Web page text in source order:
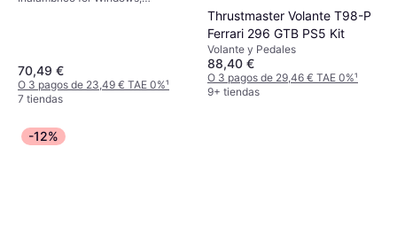
70,49 €
O 3 pagos de 23,49 € TAE 0%¹
7 tiendas
Thrustmaster Volante T98-P
Ferrari 296 GTB PS5 Kit
Volante y Pedales
88,40 €
O 3 pagos de 29,46 € TAE 0%¹
9+ tiendas
-12%